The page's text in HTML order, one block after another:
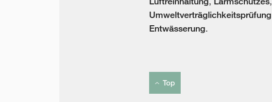
Umweltverträglichkeitsprüfung
Entwässerung.
Top